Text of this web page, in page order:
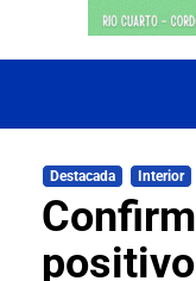
Destacada Interior